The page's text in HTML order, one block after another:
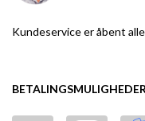
Kundeservice er åbent
BETALINGSMULIGHEDER